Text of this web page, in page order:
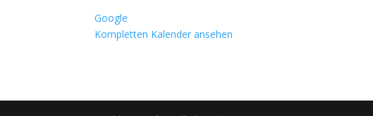
Google
Kompletten Kalender ansehen